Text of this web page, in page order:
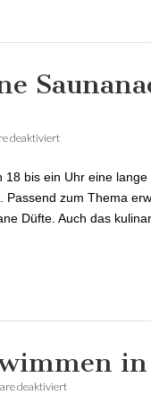
deaktiviert
bis ein Uhr eine lange
Passend zum Thema
Düfte. Auch das
in
deaktiviert